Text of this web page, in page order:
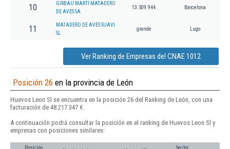
10
GIRBAU MARTI MATADERO
DE AVES SA
13.509.944 Barcelona
11
MATADERO DE AVES SUAVI
SL
grande Lugo
Ver Ranking de Empresas del CNAE 1012
Posición 26 en la provincia de León
Huevos Leon Sl se encuentra en la posición 26 del Ranking de León, con una
facturación de 48.217.347 €.
A continuación podrá consultar la posición en el ranking de Huevos Leon Sl y
empresas con posiciones similares:
Posición
Sector